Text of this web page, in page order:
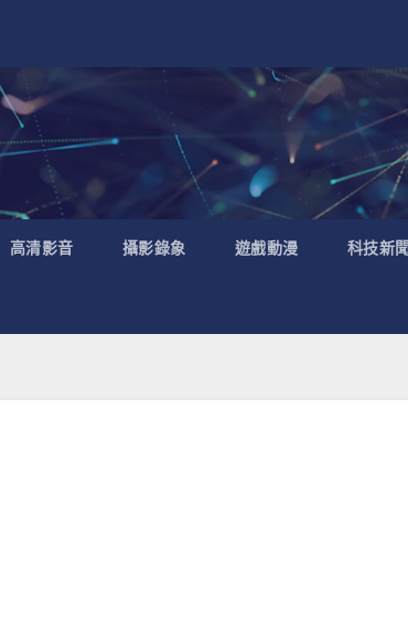
高清影音 攝影錄象 遊戲動漫 科技新